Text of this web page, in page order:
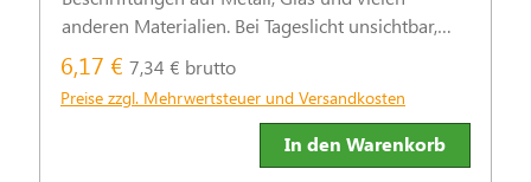
anderen Materialien. Bei Tageslicht unsichtbar,
leuchtet die wasserbasierte Tinte unter UV-Licht
blau.
6,17 € 7,34 € brutto
Preise zzgl. Mehrwertsteuer und Versandkosten
In den Warenkorb